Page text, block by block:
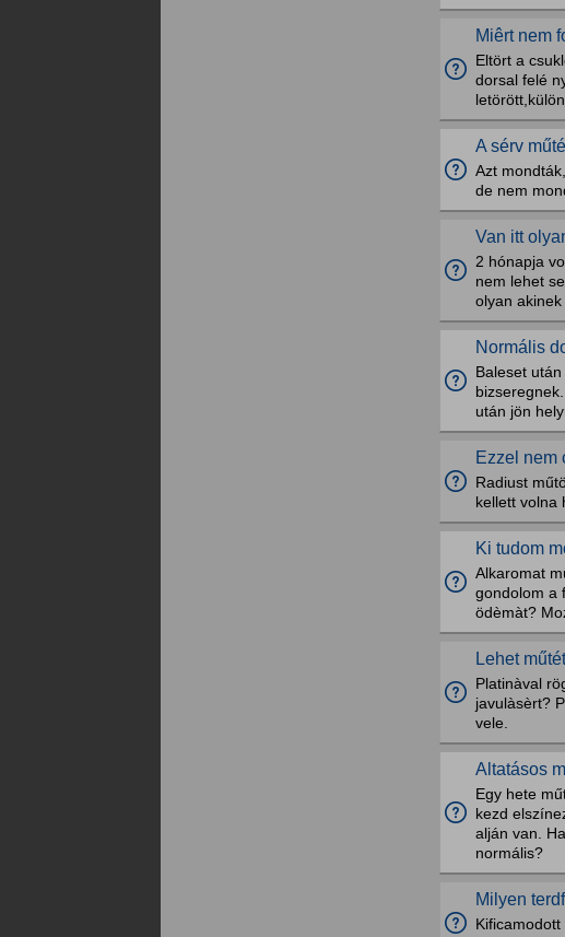
Miêrt nem
Eltört a
dorsal felé
A sérv
Azt
de nem
Van itt
2 hónapja
nem lehet
olyan
Normális
Baleset
után jön
Ezzel nem
Radiust
kellett volna
Ki tudom
Alkaromat
gondolom a
ödèmàt?
Lehet
Platinàval
javulàsèrt?
vele.
Altatásos
Egy hete
kezd
alján van.
normális?
Milyen